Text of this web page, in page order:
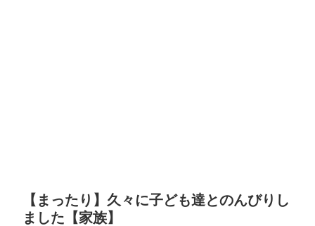
【まったり】久々に子ども達とのんびりし
ました【家族】